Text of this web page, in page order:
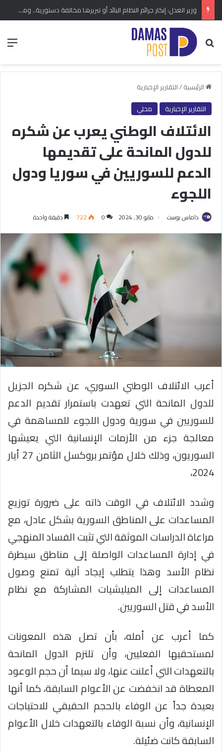
وزير العدل: إنكار جرائم النظام البائد أو تبريرها مخالفة دستورية.. ومشروع قانون خاص إلى مجلس الشعب
بحث عن
الرئيسية/التقارير الإخبارية
التقارير الإخبارية
محلي
الائتلاف الوطني يعرب عن شكره
للدول المانحة على تقديمها
الدعم للسوريين في سوريا ودول
اللجوء
داماس بوست مايو 30, 2024 0
722 دقيقة واحدة
أعرب الائتلاف الوطني السوري، عن شكره الجزيل
للدول المانحة التي تعهدت باستمرار تقديم الدعم
للسوريين في سورية ودول اللجوء للمساهمة في
معالجة جزء من الأزمات الإنسانية التي يعيشها
السوريون، وذلك خلال مؤتمر بروكسل الثامن 27 أيار
2024،
وشدد الائتلاف في الوقت ذاته على ضرورة توزيع
المساعدات على المناطق السورية بشكل عادل، مع
مراعاة الدراسات الموثقة التي تثبت الفساد المنهجي
في إدارة المساعدات الواصلة إلى مناطق سيطرة
نظام الأسد وهذا يتطلب إيجاد آلية تمنع وصول
المساعدات إلى الميليشيات المشاركة مع نظام
الأسد في قتل السوريين.
كما أعرب عن أمله، بأن تصل هذه المعونات
لمستحقيها الفعليين، وأن تلتزم الدول المانحة
بالتعهدات التي أعلنت عنها، ولا سيما أن حجم الوعود
المعطاة قد انخفضت عن الأعوام السابقة، كما أنها
بعيدة جداً عن الوفاء بالحجم الحقيقي للاحتياجات
الإنسانية، وأن نسبة الوفاء بالتعهدات خلال الأعوام
السابقة كانت ضئيلة.